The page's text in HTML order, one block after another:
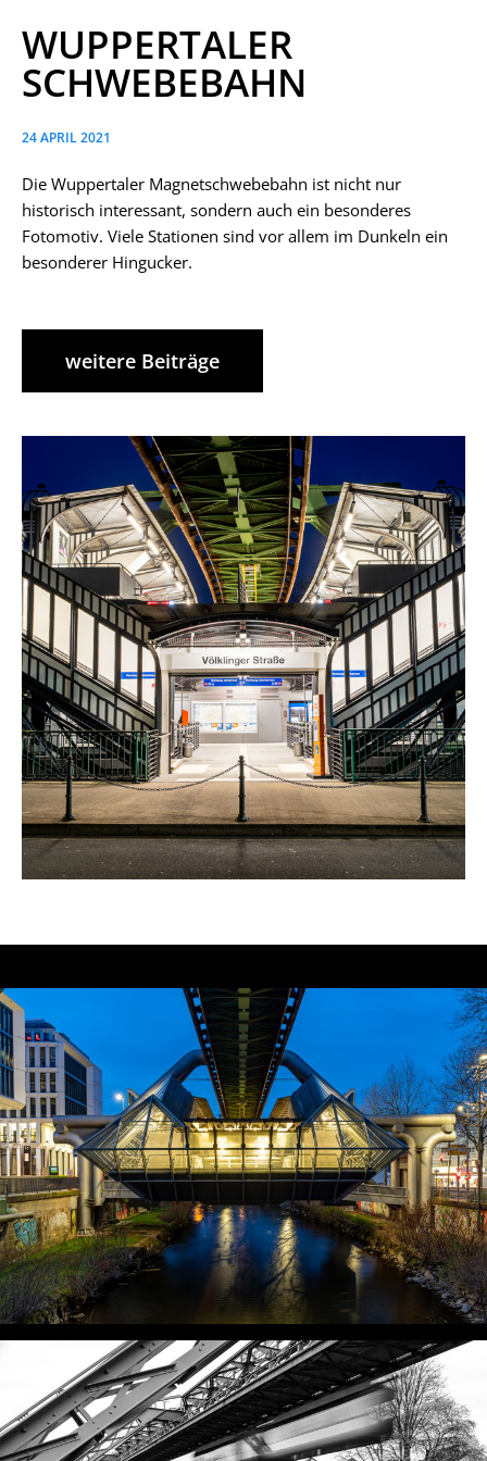
WUPPERTALER
SCHWEBEBAHN
24 APRIL 2021
Die Wuppertaler Magnetschwebebahn ist nicht nur
historisch interessant, sondern auch ein besonderes
Fotomotiv. Viele Stationen sind vor allem im Dunkeln ein
besonderer Hingucker.
weitere Beiträge